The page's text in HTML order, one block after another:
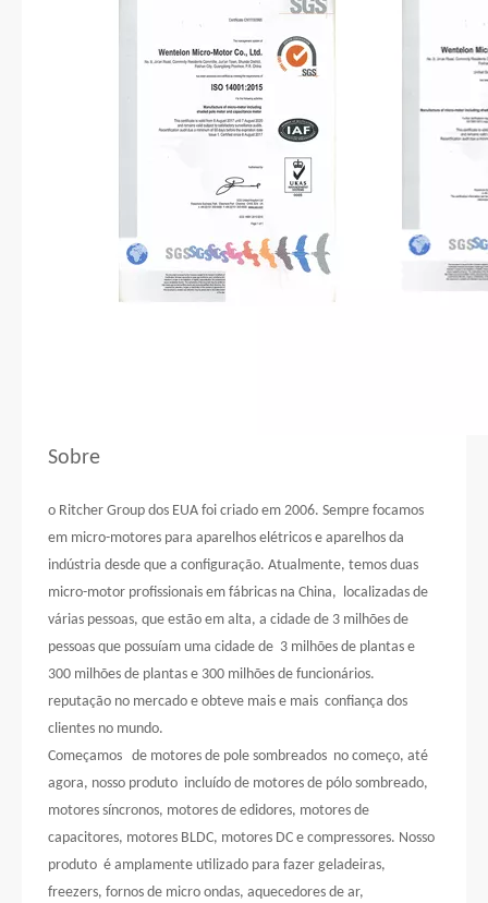
Sobre
o Ritcher Group dos EUA foi criado em 2006. Sempre focamos
em micro-motores para aparelhos elétricos e aparelhos da
indústria desde que a configuração. Atualmente, temos duas
micro-motor profissionais em fábricas na China, localizadas de
várias pessoas, que estão em alta, a cidade de 3 milhões de
pessoas que possuíam uma cidade de 3 milhões de plantas e
300 milhões de plantas e 300 milhões de funcionários.
reputação no mercado e obteve mais e mais confiança dos
clientes no mundo.
Começamos de motores de pole sombreados no começo, até
agora, nosso produto incluído de motores de pólo sombreado,
motores síncronos, motores de edidores, motores de
capacitores, motores BLDC, motores DC e compressores. Nosso
produto é amplamente utilizado para fazer geladeiras,
freezers, fornos de micro ondas, aquecedores de ar,